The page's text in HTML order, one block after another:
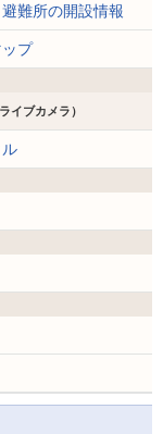
難所の開設情報
プ
ライブカメラ）